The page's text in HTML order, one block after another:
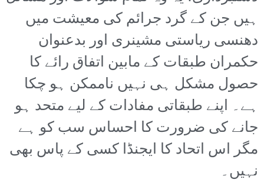
ہیں جن کے گرد جرائم کی معیشت میں
دھنسی ریاستی مشینری اور بدعنوان
حکمران طبقات کے مابین اتفاق رائے کا
حصول مشکل ہی نہیں ناممکن ہو چکا
ہے۔ اپنے طبقاتی مفادات کے لیے متحد ہو
جانے کی ضرورت کا احساس سب کو ہے
مگر اس اتحاد کا ایجنڈا کسی کے پاس بھی
نہیں۔